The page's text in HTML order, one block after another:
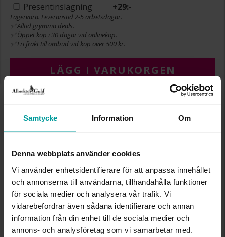
Samtycke Information Om
Denna webbplats använder cookies
Vi använder enhetsidentifierare för att anpassa innehållet
och annonserna till användarna, tillhandahålla funktioner
för sociala medier och analysera vår trafik. Vi
vidarebefordrar även sådana identifierare och annan
information från din enhet till de sociala medier och
annons- och analysföretag som vi samarbetar med.
Presentinslagning +29:-
Lagervara. Leveranstid 2-5 arbetsdagar.
✅ Alltid grymma deals.
✅ Öppet köp i 30 dagar vid onlineköp.
✅ Fri frakt till ombud vid köp över 500 kr.
LÄGG I VARUKORGEN
INFO
LÄNGD CA (CM)
MATERIAL
Guld
ÄDELMETALL
18K Gold
STEN/PÄRLA
Kubisk zirkonia
VIKT CA (GRAM)
0,43